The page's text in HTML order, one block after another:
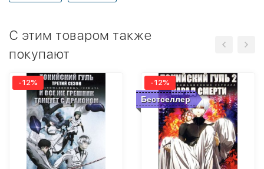
C этим товаром также
покупают
-12%
Бестселлер
-12%